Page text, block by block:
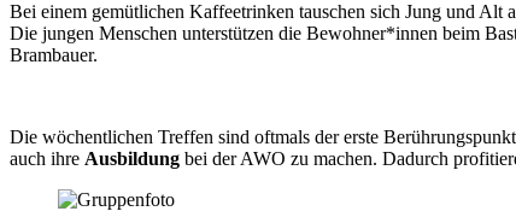
Bei einem gemütlichen Kaffeetrinken tauschen sich Jung und Alt
Die jungen Menschen unterstützen die Bewohner*innen beim
Brambauer.
Die wöchentlichen Treffen sind oftmals der erste
auch ihre Ausbildung bei der AWO zu machen. Dadurch